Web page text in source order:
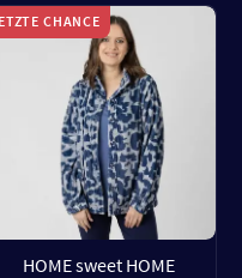
CHANCE
HOME sweet HOME